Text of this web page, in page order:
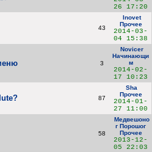
26 17:20
43
Inovet
Прочее
2014-03-
04 15:38
3
Novicer
Начинающи
м
2014-02-
17 10:23
87
Sha
Прочее
2014-01-
27 11:00
58
Медвешоно
г Порошог
Прочее
2013-12-
05 22:03